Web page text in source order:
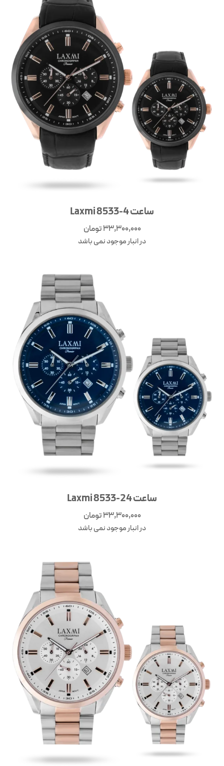
ساعت Laxmi 8533-4
33,300,000تومان
در انبار موجود نمی باشد
ساعت Laxmi 8533-24
33,300,000تومان
در انبار موجود نمی باشد